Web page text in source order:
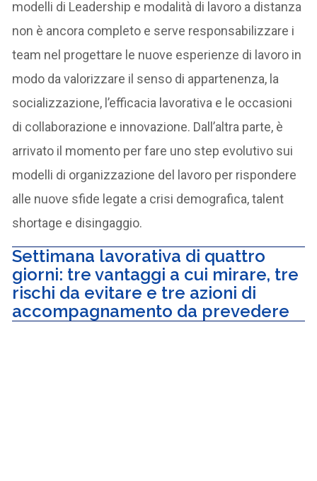
modelli di Leadership e modalità di lavoro a distanza
non è ancora completo e serve responsabilizzare i
team nel progettare le nuove esperienze di lavoro in
modo da valorizzare il senso di appartenenza, la
socializzazione, l’efficacia lavorativa e le occasioni
di collaborazione e innovazione. Dall’altra parte, è
arrivato il momento per fare uno step evolutivo sui
modelli di organizzazione del lavoro per rispondere
alle nuove sfide legate a crisi demografica, talent
shortage e disingaggio.
Settimana lavorativa di quattro
giorni: tre vantaggi a cui mirare, tre
rischi da evitare e tre azioni di
accompagnamento da prevedere